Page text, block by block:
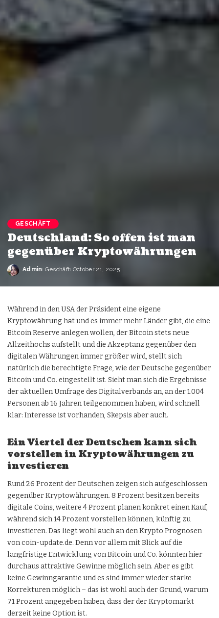
GESCHÄFT
Deutschland: So offen ist man
gegenüber Kryptowährungen
Admin Geschäft October 21, 2025
Während in den USA der Präsident eine eigene
Kryptowährung hat und es immer mehr Länder gibt, die eine
Bitcoin Reserve anlegen wollen, der Bitcoin stets neue
Allzeithochs aufstellt und die Akzeptanz gegenüber den
digitalen Währungen immer größer wird, stellt sich
natürlich die berechtigte Frage, wie der Deutsche gegenüber
Bitcoin und Co. eingestellt ist. Sieht man sich die Ergebnisse
der aktuellen Umfrage des Digitalverbands an, an der 1.004
Personen ab 16 Jahren teilgenommen haben, wird schnell
klar: Interesse ist vorhanden, Skepsis aber auch.
Ein Viertel der Deutschen kann sich
vorstellen in Kryptowährungen zu
investieren
Rund 26 Prozent der Deutschen zeigen sich aufgeschlossen
gegenüber Kryptowährungen. 8 Prozent besitzen bereits
digitale Coins, weitere 4 Prozent planen konkret einen Kauf,
während sich 14 Prozent vorstellen können, künftig zu
investieren. Das liegt wohl auch an denKrypto Prognosen
von coin-update.de. Denn vor allem mit Blick auf die
langfristige Entwicklung von Bitcoin und Co. könnten hier
durchaus attraktive Gewinne möglich sein. Aber es gibt
keine Gewinngarantie und es sind immer wieder starke
Korrekturen möglich – das ist wohl auch der Grund, warum
71 Prozent angegeben haben, dass der der Kryptomarkt
derzeit keine Option ist.